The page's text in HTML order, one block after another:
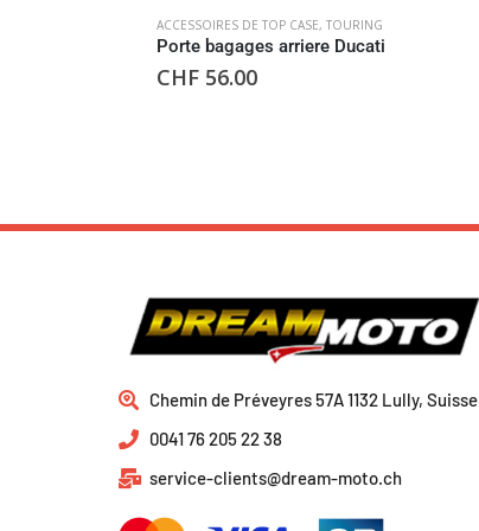
ACCESSOIRES DE TOP CASE, TOURING
Porte bagages arriere Ducati
CHF 56.00
Chemin de Préveyres 57A 1132 Lully, Suisse
0041 76 205 22 38
service-clients@dream-moto.ch